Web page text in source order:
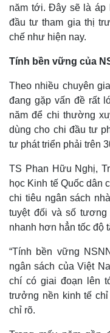
năm tới. Đây sẽ là áp
đầu tư tham gia thị
chế như hiện nay.
Tính bền vững của
Theo nhiều chuyên
đang gặp vấn đề rất
năm để chi thường
dùng cho chi đầu tư
tư phát triển phải trên
TS Phan Hữu Nghị,
học Kinh tế Quốc dân
chi tiêu ngân sách
tuyệt đối và số tương
nhanh hơn hẳn tốc độ
“Tính bền vững
ngân sách của Việt
chí có giai đoạn lên
trưởng nền kinh tế
chỉ rõ.